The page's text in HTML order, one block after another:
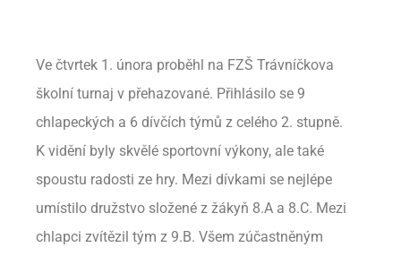
Ve čtvrtek 1. února proběhl na FZŠ Trávníčkova
školní turnaj v přehazované. Přihlásilo se 9
chlapeckých a 6 dívčích týmů z celého 2. stupně.
K vidění byly skvělé sportovní výkony, ale také
spoustu radosti ze hry. Mezi dívkami se nejlépe
umístilo družstvo složené z žákyň 8.A a 8.C. Mezi
chlapci zvítězil tým z 9.B. Všem zúčastněným